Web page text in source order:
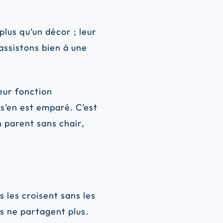
qu’un décor ; leur
bien à une
fonction
est emparé. C’est
parent sans chair,
les croisent sans les
ne partagent plus.